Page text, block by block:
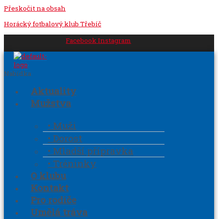
Přeskočit na obsah
Horácký fotbalový klub Třebíč
FacebookInstagram
Nabídka
Aktuality
Mužstva
• Muži
• Dorost
• Mladší přípravka
• Tréninky
O klubu
Kontakt
Pro rodiče
Umělá tráva